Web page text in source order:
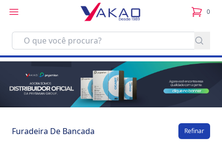
0
itens
Furadeira De Bancada Refinar